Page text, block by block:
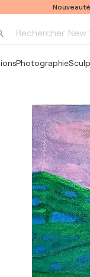
Rechercher New
Photographie